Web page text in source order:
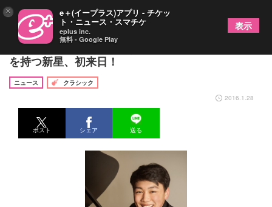
ジョージ・リー（ピアノ） 卓越した技術と表現力
を持つ新星、初来日！
ニュース
クラシック
2016.1.28
ポスト シェア 送る
× e＋(イープラス)アプリ - チケッ
ト・ニュース・スマチケ
eplus inc.
無料 - Google Play
表示